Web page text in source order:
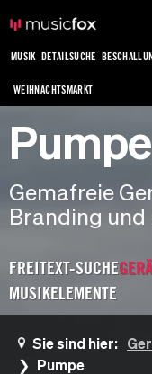
MUSIK DETAILSUCHE
WEIHNACHTSMARKT
Pumpe
Gemafreie
Branding und
FREITEXT-SUCHE
MUSIKELEMENTE
Sie sind hier:
Pumpe